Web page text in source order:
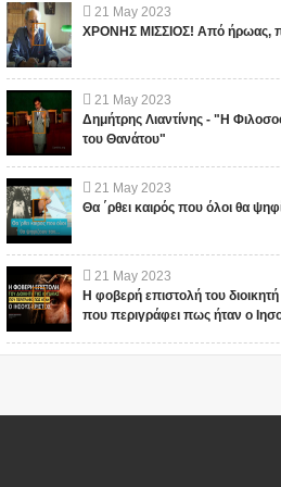
21 May 2023
ΧΡΟΝΗΣ ΜΙΣΣΙΟΣ! Από ήρωας,
21 May 2023
Δημήτρης Λιαντίνης - "Η
του Θανάτου"
21 May 2023
Θα ΄ρθει καιρός που όλοι θα
21 May 2023
Η φοβερή επιστολή του διοικητή
που περιγράφει πως ήταν ο